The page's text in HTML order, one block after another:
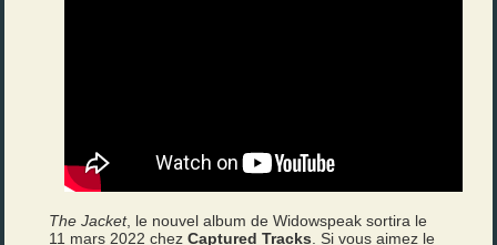
The Jacket, le nouvel album de Widowspeak sortira le
11 mars 2022 chezCaptured Tracks . Si vous aimez le